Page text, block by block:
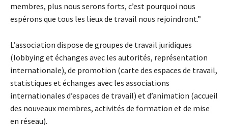
membres, plus nous serons forts, c’est pourquoi nous
espérons que tous les lieux de travail nous rejoindront.”
L’association dispose de groupes de travail juridiques
(lobbying et échanges avec les autorités, représentation
internationale), de promotion (carte des espaces de travail,
statistiques et échanges avec les associations
internationales d’espaces de travail) et d’animation (accueil
des nouveaux membres, activités de formation et de mise
en réseau).